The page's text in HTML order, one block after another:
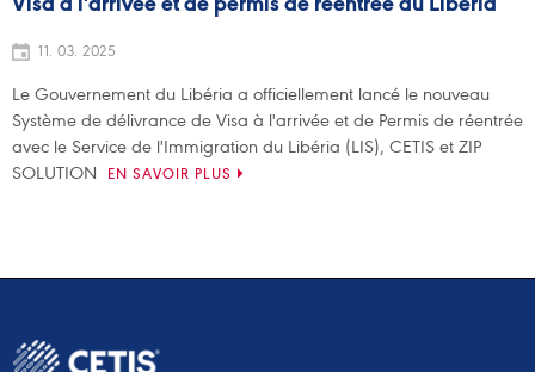
11. 03. 2025
Le Gouvernement du Libéria a officiellement lancé le nouveau
Système de délivrance de Visa à l'arrivée et de Permis de réentrée
avec le Service de l'Immigration du Libéria (LIS), CETIS et ZIP
SOLUTION
EN SAVOIR PLUS